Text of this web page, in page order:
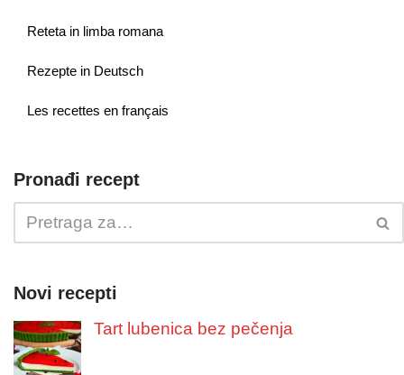
Reteta in limba romana
Rezepte in Deutsch
Les recettes en français
Pronađi recept
Novi recepti
Tart lubenica bez pečenja